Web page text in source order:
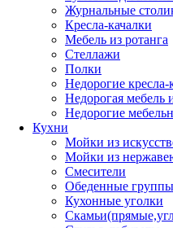
Журнальные
Кресла-качалки
Мебель из ротанга
Стеллажи
Полки
Недорогие кресла-
Недорогая мебель
Недорогие
Кухни
Мойки из
Мойки из
Смесители
Обеденные группы
Кухонные уголки